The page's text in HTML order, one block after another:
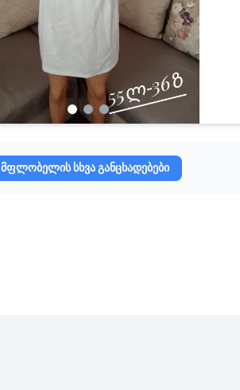
მფლობელის სხვა განცხადებები